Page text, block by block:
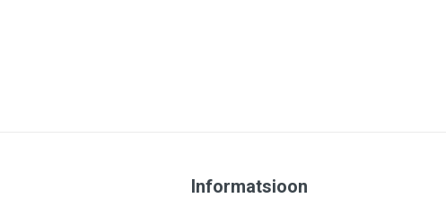
Informatsioon